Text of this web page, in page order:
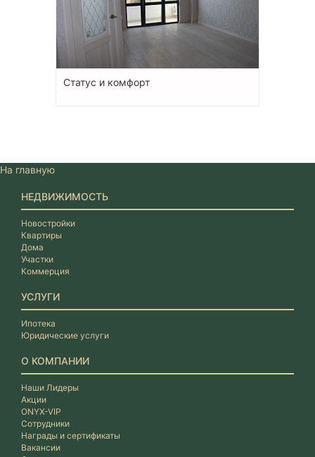
Статус и комфорт
На главную
НЕДВИЖИМОСТЬ
Новостройки
Квартиры
Дома
Участки
Коммерция
УСЛУГИ
Ипотека
Юридические услуги
О КОМПАНИИ
Наши Лидеры
Акции
ONYX-VIP
Сотрудники
Награды и сертификаты
Вакансии